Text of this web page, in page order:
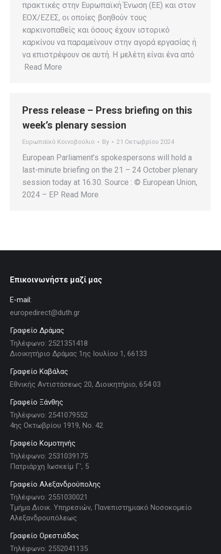
πρακτικές στην Ευρωπαϊκή Ένωση (ΕΕ) και στον
ΕΟΧ/ΕΖΕΣ, οι οποίες βοηθούν τους
καρκινοπαθείς και όσους έχουν ιστορικό
καρκίνου να παραμείνουν στην αγορά εργασίας ή
να επιστρέψουν σε αυτή. Η μελέτη είναι ένα από
Read More
Press release – Press briefing on this
week’s plenary session
Ευρωπαϊκό Κοινοβούλιο By 21 Οκτωβρίου 2024
European Parliament’s spokespersons will hold a
last-minute briefing on the 21 – 24 October plenary
session today at 16.30. Source : © European Union,
2024 – EP Read More
Επικοινωνήστε μαζί μας
E-mail:
europedirect@duth.gr
Γραφείο Δράμας
Τηλέφωνο: 2521351418
Διοικητήριο Δράμας 1ης Ιουλίου 1, 66133
Γραφείο Καβάλας
Εθνικής Αντιστάσεως 20, Διοικητήριο, 654 03
Γραφείο Ξάνθης
Τηλέφωνο: 2541079552
4ης Οκτωβρίου 1919, Νο. 42
Γραφείο Κομοτηνής
Τηλέφωνο: 2531039175
Πατριάρχη Ιωσκείμ Γ', 5
Γραφείο Αλεξανδρούπολης
Τηλέφωνο: 2551030021
Τμήμα Διοικ. Υπηρεσιών, Πανεπιστημιακό Νοσοκομείο
Αλεξανδρουπόλεως
Γραφείο Ορεστιάδας
Τηλέφωνο: 2552041135